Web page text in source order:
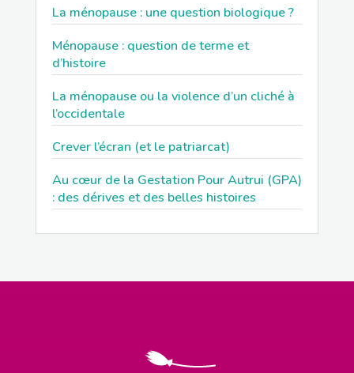
La ménopause : une question biologique ?
Ménopause : question de terme et
d’histoire
La ménopause ou la violence d’un cliché à
l’occidentale
Crever l’écran (et le patriarcat)
Au cœur de la Gestation Pour Autrui (GPA)
: des dérives et des belles histoires